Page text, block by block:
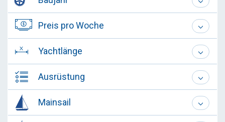
Preis pro Woche
Yachtlänge
Ausrüstung
Mainsail